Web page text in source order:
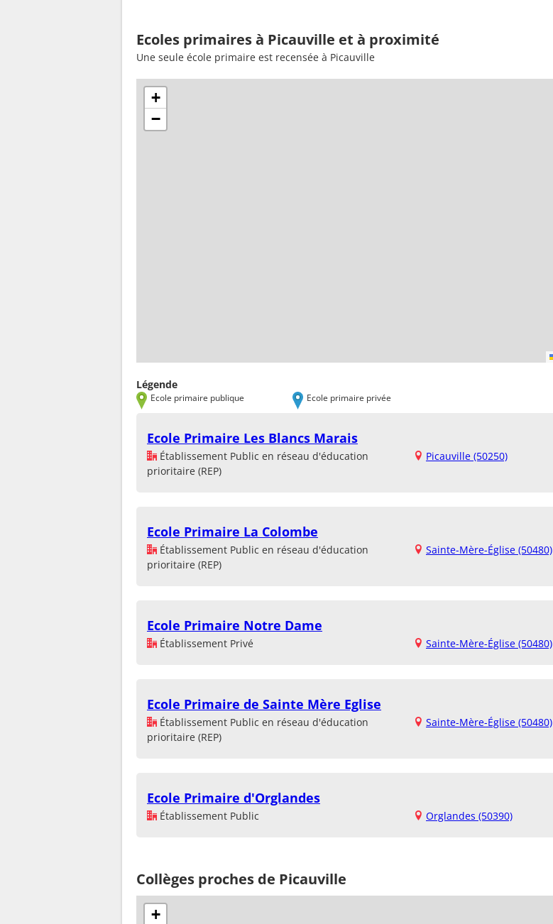
Ecoles primaires à Picauville et à proximité
Une seule école primaire est recensée à Picauville
+
−
Légende
Ecole primaire publique Ecole primaire privée
Ecole Primaire Les Blancs Marais
Établissement Public en réseau d'éducation
prioritaire (REP)
Picauville (50250)
Ecole Primaire La Colombe
Établissement Public en réseau d'éducation
prioritaire (REP)
Sainte-Mère-Église (50480)
Ecole Primaire Notre Dame
Établissement Privé Sainte-Mère-Église (50480)
Ecole Primaire de Sainte Mère Eglise
Établissement Public en réseau d'éducation
prioritaire (REP)
Sainte-Mère-Église (50480)
Ecole Primaire d'Orglandes
Établissement Public Orglandes (50390)
Collèges proches de Picauville
+